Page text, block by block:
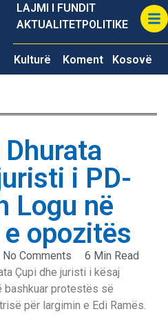
LAJMI I FUNDIT
AKTUALITETPOLITIKE
Kulturë Koment Kosovë
i PD-
Logu në
opozitës
No Comments
6 Min Read
Çupi dhe juristi i kësaj
bashkuar protestës së
për largimin e Edi Ramës.